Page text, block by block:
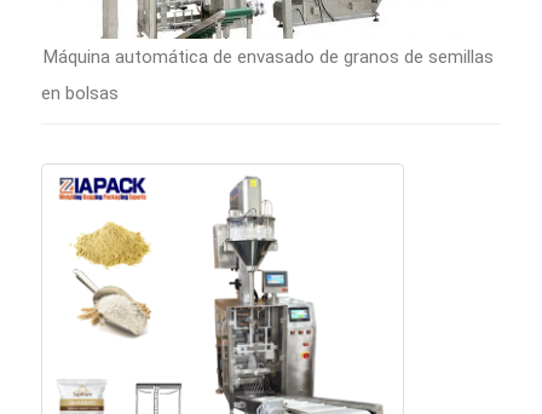
Máquina automática de envasado de granos de semillas
en bolsas